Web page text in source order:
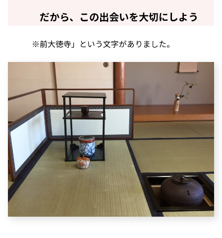
だから、この出会いを大切にしよう
※前大徳寺」という文字がありました。